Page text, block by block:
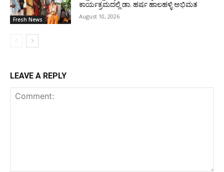
Fresh News
ಕಾರ್ಯಕ್ರಮದಲ್ಲಿ ಡಾ. ಹರ್ಷ ಹಾಲಹಳ್ಳಿ ಅಭಿಮತ
August 10, 2026
LEAVE A REPLY